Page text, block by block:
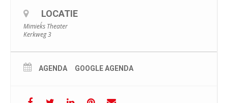
LOCATIE
Mimiek´s Theater
Kerkweg 3
AGENDA GOOGLE AGENDA